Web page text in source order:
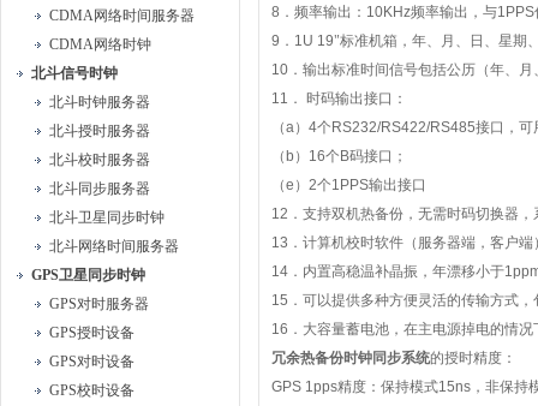
CDMA网络时间服务器
CDMA网络时钟
北斗信号时钟
北斗时钟服务器
北斗授时服务器
北斗校时服务器
北斗同步服务器
北斗卫星同步时钟
北斗网络时间服务器
GPS卫星同步时钟
GPS对时服务器
GPS授时设备
GPS对时设备
GPS校时设备
8 ．频率输出： 10KHz频率输出，与1PPS
9 ． 1U 19"标准机箱，年、月、日、星期
10 ．输出标准时间信号包括公历（年、
11 ．
时码输出接口：
（a） 4个 RS232/RS422/RS485接口，可
（ b ） 16个 B码接口；
（e ） 2个1PPS输出接口
12 ．支持双机热备份，无需时码切换器
13 ．计算机校时软件（服务器端，客户端
14 ．内置高稳温补晶振，年漂移小于
15 ．可以提供多种方便灵活的传输方式
16 ．大容量蓄电池，在主电源掉电的情
冗余热备份时钟同步系统的授时精度：
GPS 1pps精度：保持模式15ns ，非保持